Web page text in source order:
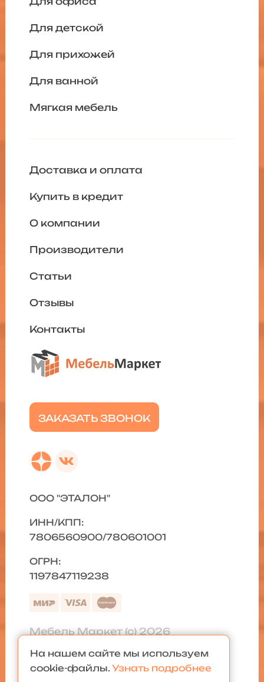
Для детской
Для прихожей
Для ванной
Мягкая мебель
ЗАКАЗАТЬ ЗВОНОК
Доставка и оплата
Купить в кредит
О компании
Производители
Статьи
Отзывы
Контакты
ООО "ЭТАЛОН"
ИНН/КПП:
7806560900/780601001
ОГРН:
1197847119238
Мебель Маркет (с) 2026
Политика конфиденциальности
Карта сайта
На нашем сайте мы используем
cookie-файлы. Узнать подробнее